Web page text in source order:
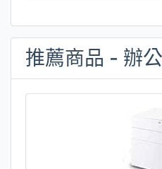
推薦商品 - 辦